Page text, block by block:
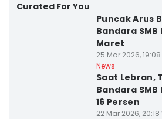
Curated For You
Puncak Arus
Bandara SMB
Maret
25 Mar 2026, 19:08
News
Saat Lebran,
Bandara
16 Persen
22 Mar 2026, 20:18